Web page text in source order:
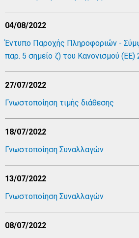
04/08/2022
Έντυπο Παροχής Πληροφοριών -
παρ. 5 σημείο ζ) του Κανονισμού
27/07/2022
Γνωστοποίηση τιμής διάθεσης
18/07/2022
Γνωστοποίηση Συναλλαγών
13/07/2022
Γνωστοποίηση Συναλλαγών
08/07/2022